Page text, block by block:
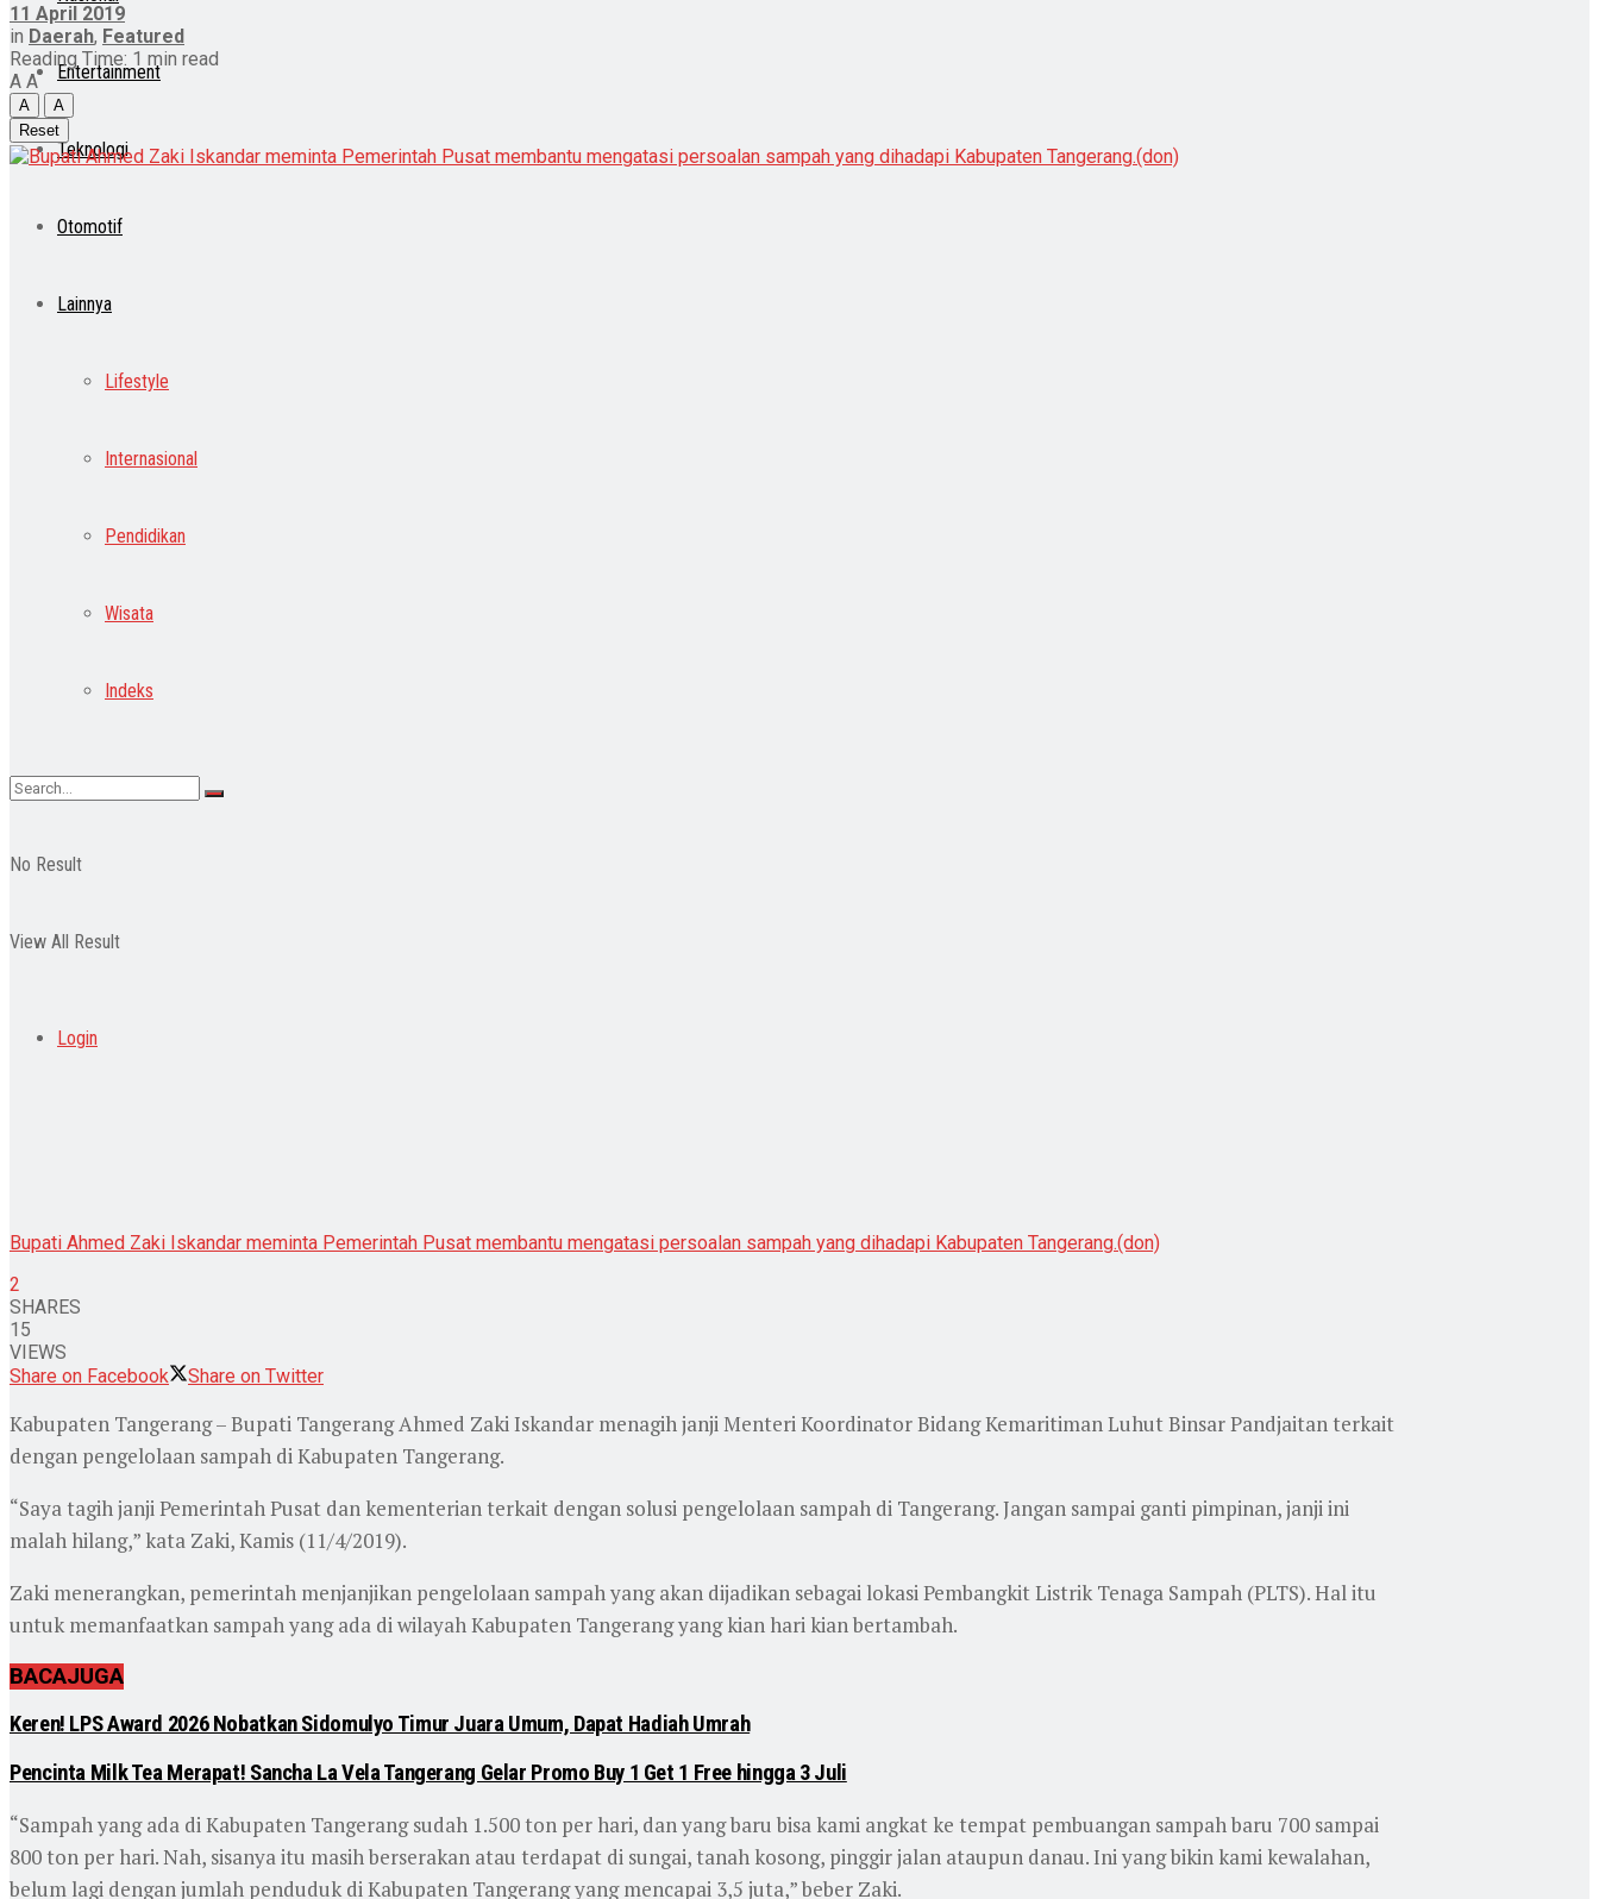
Entertainment
Teknologi
Otomotif
Lainnya
Lifestyle
Internasional
Pendidikan
Wisata
Indeks
No Result
View All Result
Login
11 April 2019
in Daerah, Featured
Reading Time: 1 min read
A A
A
A
Reset
Bupati Ahmed Zaki Iskandar meminta Pemerintah Pusat membantu mengatasi persoalan sampah yang dihadapi Kabupaten Tangerang.(don)
2
SHARES
15
VIEWS
Share on Facebook
Share on Twitter
Kabupaten Tangerang – Bupati Tangerang Ahmed Zaki Iskandar menagih janji Menteri Koordinator Bidang Kemaritiman Luhut Binsar Pandjaitan terkait
dengan pengelolaan sampah di Kabupaten Tangerang.
“Saya tagih janji Pemerintah Pusat dan kementerian terkait dengan solusi pengelolaan sampah di Tangerang. Jangan sampai ganti pimpinan, janji ini
malah hilang,” kata Zaki, Kamis (11/4/2019).
Zaki menerangkan, pemerintah menjanjikan pengelolaan sampah yang akan dijadikan sebagai lokasi Pembangkit Listrik Tenaga Sampah (PLTS). Hal itu
untuk memanfaatkan sampah yang ada di wilayah Kabupaten Tangerang yang kian hari kian bertambah.
BACAJUGA
Keren! LPS Award 2026 Nobatkan Sidomulyo Timur Juara Umum, Dapat Hadiah Umrah
Pencinta Milk Tea Merapat! Sancha La Vela Tangerang Gelar Promo Buy 1 Get 1 Free hingga 3 Juli
“Sampah yang ada di Kabupaten Tangerang sudah 1.500 ton per hari, dan yang baru bisa kami angkat ke tempat pembuangan sampah baru 700 sampai
800 ton per hari. Nah, sisanya itu masih berserakan atau terdapat di sungai, tanah kosong, pinggir jalan ataupun danau. Ini yang bikin kami kewalahan,
belum lagi dengan jumlah penduduk di Kabupaten Tangerang yang mencapai 3,5 juta,” beber Zaki.